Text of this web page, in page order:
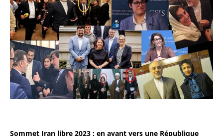
Sommet Iran libre 2023 : en avant vers une République